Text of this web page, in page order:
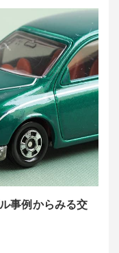
事例からみる交